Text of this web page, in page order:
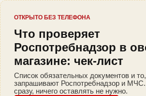
ОТКРЫТО БЕЗ ТЕЛЕФОНА
Что проверяет
Роспотребнадзор в
магазине: чек-лист
Список обязательных документов и
запрашивают Роспотребнадзор и
сразу, ничего оставлять не нужно.